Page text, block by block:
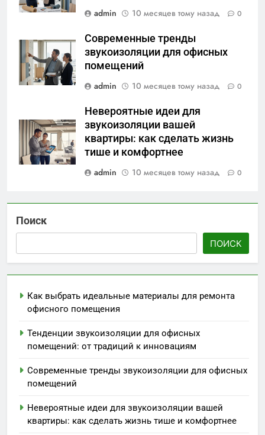
admin
10 месяцев тому назад 0
Современные тренды
звукоизоляции для офисных
помещений
admin
10 месяцев тому назад 0
Невероятные идеи для
звукоизоляции вашей
квартиры: как сделать жизнь
тише и комфортнее
admin
10 месяцев тому назад 0
Поиск
ПОИСК
Как выбрать идеальные материалы для ремонта
офисного помещения
Тенденции звукоизоляции для офисных
помещений: от традиций к инновациям
Современные тренды звукоизоляции для офисных
помещений
Невероятные идеи для звукоизоляции вашей
квартиры: как сделать жизнь тише и комфортнее